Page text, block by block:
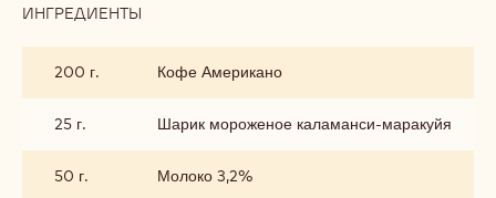
ИНГРЕДИЕНТЫ
МОРОЖЕНЫМ
200 г. Кофе Американо
25 г. Шарик мороженое каламанси-маракуйя
50 г. Молоко 3,2%